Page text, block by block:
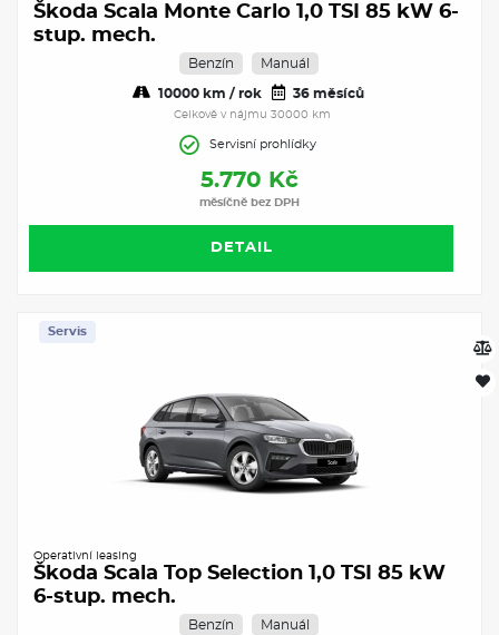
Škoda Scala Monte Carlo 1,0 TSI 85 kW 6-
stup. mech.
Benzín Manuál
10000 km / rok 36 měsíců
Celkově v nájmu 30000 km
Servisní prohlídky
5.770 Kč
měsíčně bez DPH
DETAIL
Servis
Operativní leasing
Škoda Scala Top Selection 1,0 TSI 85 kW
6-stup. mech.
Benzín Manuál